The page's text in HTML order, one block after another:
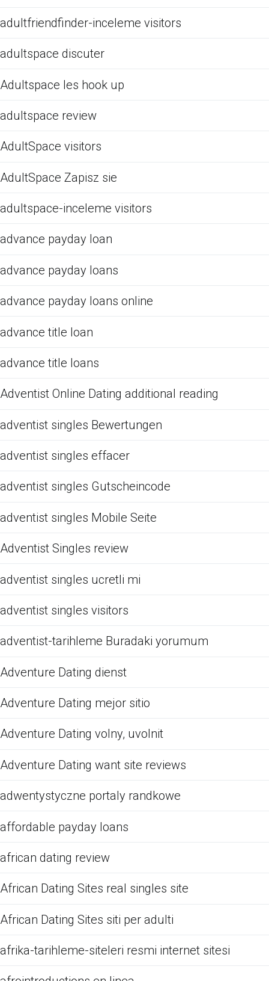
adultfriendfinder-inceleme visitors
adultspace discuter
Adultspace les hook up
adultspace review
AdultSpace visitors
AdultSpace Zapisz sie
adultspace-inceleme visitors
advance payday loan
advance payday loans
advance payday loans online
advance title loan
advance title loans
Adventist Online Dating additional reading
adventist singles Bewertungen
adventist singles effacer
adventist singles Gutscheincode
adventist singles Mobile Seite
Adventist Singles review
adventist singles ucretli mi
adventist singles visitors
adventist-tarihleme Buradaki yorumum
Adventure Dating dienst
Adventure Dating mejor sitio
Adventure Dating volny, uvolnit
Adventure Dating want site reviews
adwentystyczne portaly randkowe
affordable payday loans
african dating review
African Dating Sites real singles site
African Dating Sites siti per adulti
afrika-tarihleme-siteleri resmi internet sitesi